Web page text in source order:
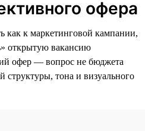
офера
как к маркетинговой кампании,
открытую вакансию
офер — вопрос не бюджета
структуры, тона и визуального